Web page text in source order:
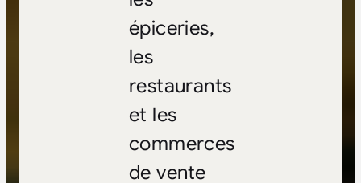
épiceries,
les
restaurants
et les
commerces
de vente